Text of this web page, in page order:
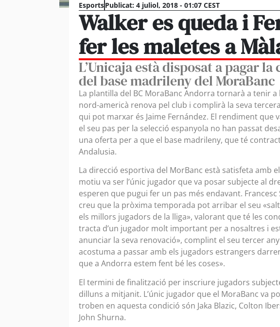
EsportsPublicat: 4 juliol, 2018 - 01:07 CEST
Walker es queda i
fer les maletes a
L’Unicaja està disposat a pagar
del base madrileny del MoraBanc
La plantilla del BC MoraBanc Andorra tornarà a tenir a
nord-americà renova pel club i complirà la seva
qui pot marxar és Jaime Fernández. El rendiment que
el seu pas per la selecció espanyola no han passat
una oferta per a que el base madrileny, que té
Andalusia.
La direcció esportiva del MorBanc està satisfeta amb
motiu va ser l’únic jugador que va posar subjecte al
esperen que pugui fer un pas més endavant.
creu que la pròxima temporada pot arribar el seu
els millors jugadors de la lliga», valorant que té les
tracta d’un jugador molt important per a nosaltres i
anunciar la seva renovació», complint el seu tercer
acostuma a passar amb els jugadors estrangers
que a Andorra estem fent bé les coses».
El termini de finalització per inscriure jugadors
dilluns a mitjanit. L’únic jugador que el MoraBanc va
troben en aquesta condició són Jaka Blazic, Colton
John Shurna.